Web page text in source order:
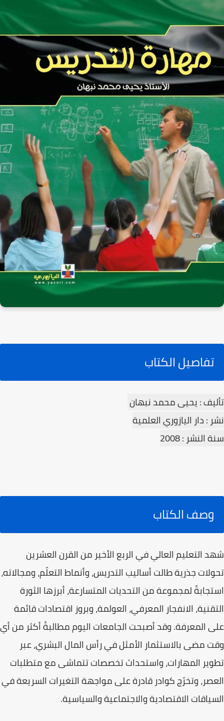
تفاصيل الكتاب
تأليف : يحيى محمد نبهان
نشر : دار اليازوري العلمية
سنة النشر : 2008
وصف الكتاب
شهد التعليم العالي في الربع الأخير من القرن العشرين
تحولات جذرية طالت أساليب التدريس، وأنماط التعلّم، ومجالاته،
استجابةً لمجموعة من التحديات المتسارعة، أبرزها الثورة
التقنية، الانفجار المعرفي، العولمة، وبروز اقتصادات قائمة
على المعرفة. وقد أصبحت الجامعات اليوم مطالبةً أكثر من أي
وقت مضى بالاستثمار الأمثل في رأس المال البشري، عبر
تطوير المهارات، واستحداث تخصصات تتماشى مع متطلبات
العصر، وتخرّج كوادر قادرة على مواجهة التغيرات السريعة في
السياقات الاقتصادية والاجتماعية والسياسية.